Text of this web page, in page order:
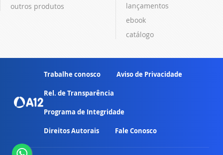
outros produtos
lançamentos
ebook
catálogo
Trabalhe conosco Aviso de Privacidade
Rel. de Transparência
Programa de Integridade
Direitos Autorais Fale Conosco